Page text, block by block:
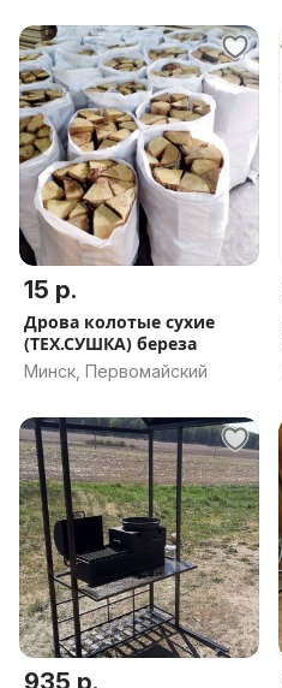
15 р.
Дрова колотые сухие
(ТЕХ.СУШКА) береза
Минск, Первомайский
935 р.